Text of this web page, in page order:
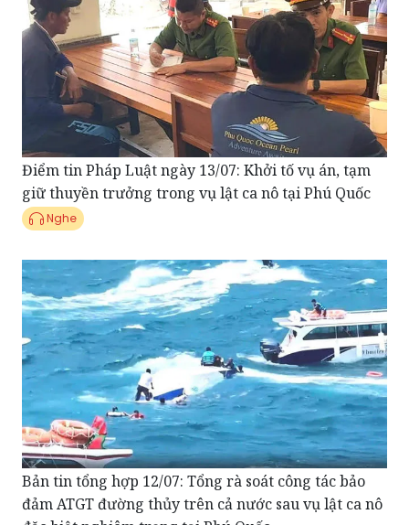
Điểm tin Pháp Luật ngày 13/07: Khởi tố vụ án, tạm
giữ thuyền trưởng trong vụ lật ca nô tại Phú Quốc
Nghe
Bản tin tổng hợp 12/07: Tổng rà soát công tác bảo
đảm ATGT đường thủy trên cả nước sau vụ lật ca nô
đặc biệt nghiêm trọng tại Phú Quốc.
Nghe